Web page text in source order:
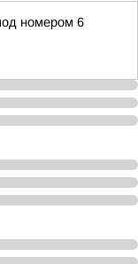
номером 6